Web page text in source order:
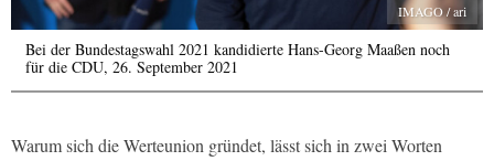
IMAGO / ari
Bei der Bundestagswahl 2021 kandidierte Hans-Georg Maaßen noch
für die CDU, 26. September 2021
Warum sich die Werteunion gründet, lässt sich in zwei Worten